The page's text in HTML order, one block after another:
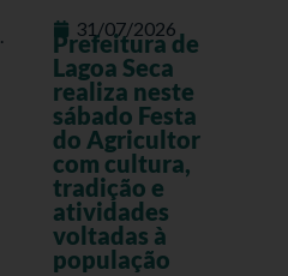
31/07/2026
Prefeitura de
Lagoa Seca
realiza neste
sábado Festa
do Agricultor
com cultura,
tradição e
atividades
voltadas à
população